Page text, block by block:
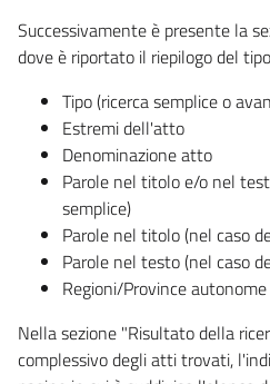
Successivamente è presente la
dove è riportato il riepilogo del
Tipo (ricerca semplice o
Estremi dell'atto
Denominazione atto
Parole nel titolo e/o nel
semplice)
Parole nel titolo (nel caso
Parole nel testo (nel caso
Regioni/Province autonome
Nella sezione "Risultato della
complessivo degli atti trovati,